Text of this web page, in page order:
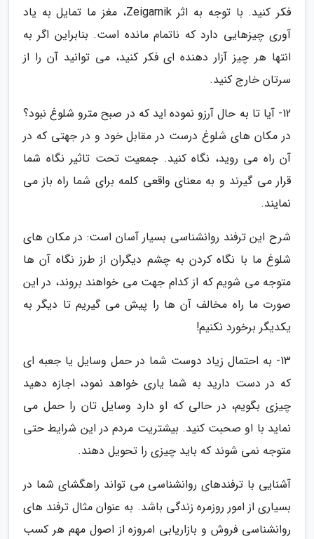
فکر کنید. با توجه به اثر Zeigarnik، مغز ما تمایل به یاد
آوری چیزهایی دارد که ناتمام مانده است. بنابراین اگر به
انتها هر چیز آزار دهنده ای فکر کنید، می توانید آن را از
سرتان خارج کنید.
12- آیا تا به حال آرزو نموده اید که در صبح مترو شلوغ نبود؟
در مکان های شلوغ درست در مقابل خود و در جهتی که در
آن راه می روید، نگاه کنید. جمعیت تحت تاثیر نگاه شما
قرار می گیرند و به معنای واقعی کلمه برای شما راه باز می
نمایند.
شرح این ترفند روانشناسی بسیار آسان است: در مکان های
شلوغ ما با نگاه کردن به چشم دیگران از طرز نگاه آن ها
متوجه می شویم که از کدام جهت می خواهند بروند، در این
صورت ما راه مخالف آن ها را پیش می گیریم تا دیگر به
یکدیگر برخورد نکنیم!
13- به احتمال زیاد دوست شما در حمل وسایل یا جعبه ای
که در دست دارید به شما یاری خواهد نمود، اجازه دهید
چیزی بگویم، در حالی که او دارد وسایل تان را حمل می
نماید با او صحبت کنید. بیشتریت مردم در این شرایط حتی
متوجه نمی شوند که باید چیزی را تحویل دهند.
آشنایی با ترفندهای روانشناسی می تواند راهگشای شما در
بسیاری از امور روزمره زندگی باشد. به عنوان مثال ترفند های
روانشناسی فروش و بازاریابی امروزه از اصول مهم هر کسب